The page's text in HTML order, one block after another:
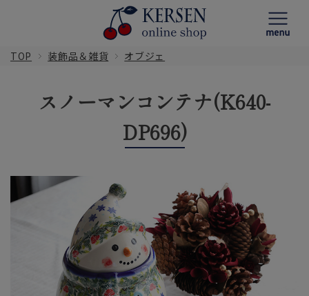
TOP 装飾品＆雑貨 オブジェ
スノーマンコンテナ(K640-
DP696)